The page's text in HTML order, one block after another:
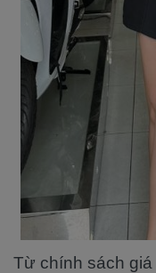
Từ chính sách